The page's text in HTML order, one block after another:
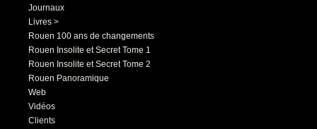
Journaux
Livres >
Rouen 100 ans de changements
Rouen Insolite et Secret Tome 1
Rouen Insolite et Secret Tome 2
Rouen Panoramique
Web
Vidéos
Clients